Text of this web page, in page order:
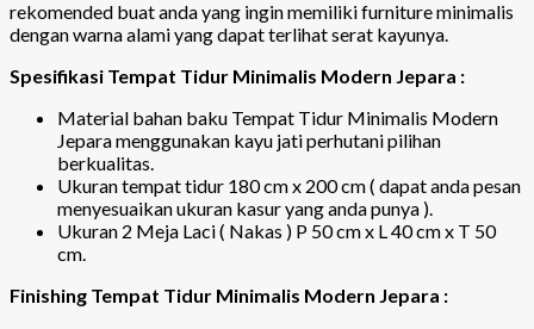
rekomended buat anda yang ingin memiliki furniture minimalis
dengan warna alami yang dapat terlihat serat kayunya.
Spesifikasi Tempat Tidur Minimalis Modern Jepara :
Material bahan baku Tempat Tidur Minimalis Modern
Jepara menggunakan kayu jati perhutani pilihan
berkualitas.
Ukuran tempat tidur 180 cm x 200 cm ( dapat anda pesan
menyesuaikan ukuran kasur yang anda punya ).
Ukuran 2 Meja Laci ( Nakas ) P 50 cm x L 40 cm x T 50
cm.
Finishing Tempat Tidur Minimalis Modern Jepara :